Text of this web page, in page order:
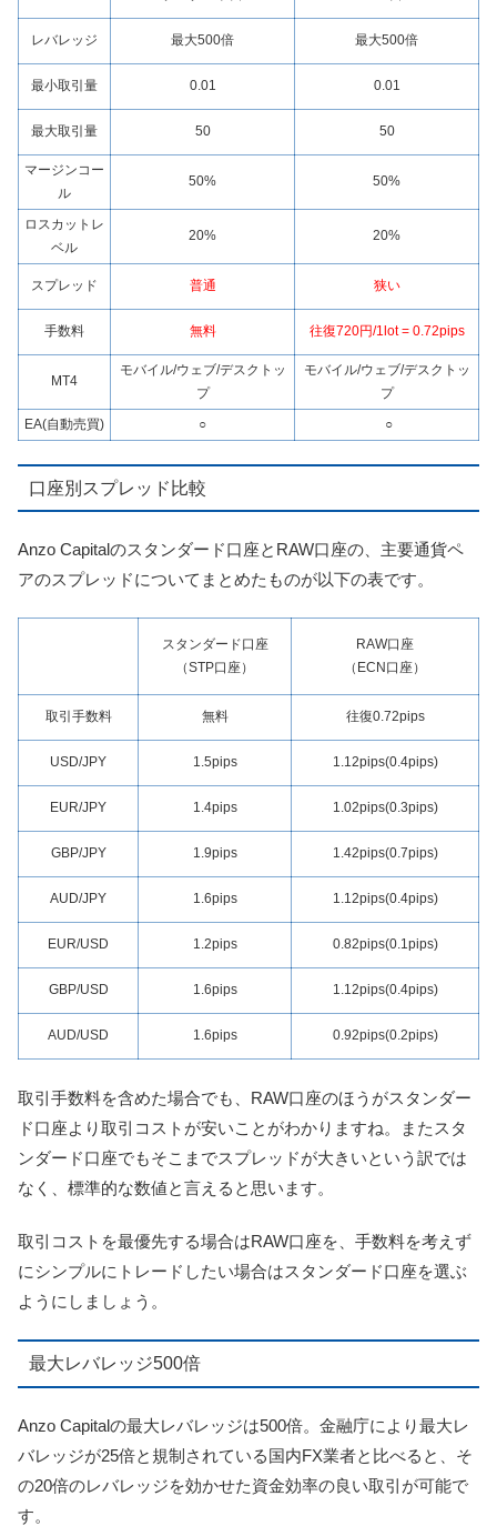
レバレッジ 最大500倍 最大500倍
最小取引量 0.01 0.01
最大取引量 50 50
マージンコー
ル
50% 50%
ロスカットレ
ベル
20% 20%
スプレッド 普通 狭い
手数料 無料 往復720円/1lot = 0.72pips
MT4
モバイル/ウェブ/デスクトッ
プ
モバイル/ウェブ/デスクトッ
プ
EA(自動売買)
○ ○
口座別スプレッド比較
Anzo Capitalのスタンダード口座とRAW口座の、主要通貨ペ
アのスプレッドについてまとめたものが以下の表です。
スタンダード口座
（STP口座）
RAW口座
（ECN口座）
取引手数料 無料 往復0.72pips
USD/JPY 1.5pips 1.12pips(0.4pips)
EUR/JPY 1.4pips 1.02pips(0.3pips)
GBP/JPY 1.9pips 1.42pips(0.7pips)
AUD/JPY 1.6pips 1.12pips(0.4pips)
EUR/USD 1.2pips 0.82pips(0.1pips)
GBP/USD 1.6pips 1.12pips(0.4pips)
AUD/USD 1.6pips 0.92pips(0.2pips)
取引手数料を含めた場合でも、RAW口座のほうがスタンダー
ド口座より取引コストが安いことがわかりますね。またスタ
ンダード口座でもそこまでスプレッドが大きいという訳では
なく、標準的な数値と言えると思います。
取引コストを最優先する場合はRAW口座を、手数料を考えず
にシンプルにトレードしたい場合はスタンダード口座を選ぶ
ようにしましょう。
最大レバレッジ500倍
Anzo Capitalの最大レバレッジは500倍。金融庁により最大レ
バレッジが25倍と規制されている国内FX業者と比べると、そ
の20倍のレバレッジを効かせた資金効率の良い取引が可能で
す。